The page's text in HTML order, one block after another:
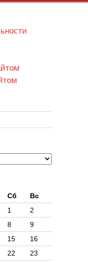
Сб Вс
1
2
8
9
15
16
22
23